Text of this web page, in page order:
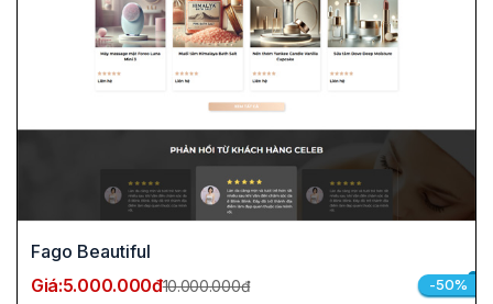
Fago Beautiful
Giá:5.000.000đ10.000.000đ -50%